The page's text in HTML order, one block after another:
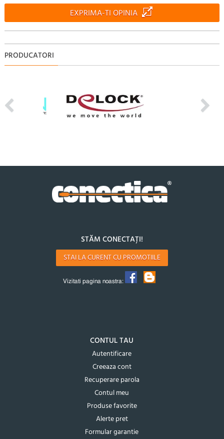
EXPRIMA-TI OPINIA
PRODUCATORI
STĂM CONECTAȚI!
STAI LA CURENT CU PROMOTIILE
Vizitati pagina noastra:
CONTUL TAU
Autentificare
Creeaza cont
Recuperare parola
Contul meu
Produse favorite
Alerte pret
Formular garantie